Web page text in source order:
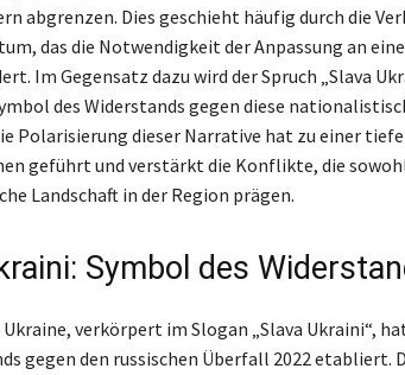
abgrenzen. Dies geschieht häufig durch die
das die Notwendigkeit der Anpassung an
Im Gegensatz dazu wird der Spruch „Slava
des Widerstands gegen diese
Polarisierung dieser Narrative hat zu einer
geführt und verstärkt die Konflikte, die
Landschaft in der Region prägen.
Symbol des
Ukraine, verkörpert im Slogan „Slava Ukraini“,
gegen den russischen Überfall 2022 etabliert.